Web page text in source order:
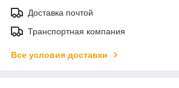
Доставка почтой
Транспортная компания
Все условия доставки